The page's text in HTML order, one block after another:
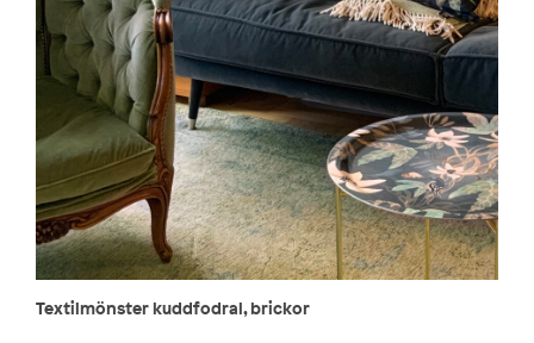
Textilmönster kuddfodral, brickor